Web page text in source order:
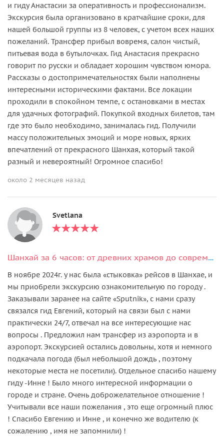
и гиду Анастасии за оперативность и профессионализм.
Экскурсия была организовано в кратчайшие сроки, для
нашей большой группы из 8 человек, с учетом всех наших
пожеланий. Трансфер прибыл вовремя, салон чистый,
питьевая вода в бутылочках. Гид Анастасия прекрасно
говорит по русски и обладает хорошим чувством юмора.
Рассказы о достопримечательностях были наполнены
интересными историческими фактами. Все локации
проходили в спокойном темпе, с остановками в местах
для удачных фотографий. Покупкой входных билетов, там
где это было необходимо, занималась гид. Получили
массу положительных эмоций и море новых, ярких
впечатлений от прекрасного Шанхая, который такой
разный и невероятный! Огромное спасибо!
около 2 месяцев назад
Svetlana
Шанхай за 6 часов: от древних храмов до современных небоскрёбов
В ноябре 2024г. у нас была «стыковка» рейсов в Шанхае, и
мы приобрели экскурсию ознакомительную по городу .
Заказывали заранее на сайте «Sputnik», с нами сразу
связался гид Евгений, который на связи был с нами
практически 24/7, отвечал на все интересующие нас
вопросы . Предложил нам трансфер из аэропорта и в
аэропорт. Экскурсией остались довольны, хотя и немного
подкачала погода (был небольшой дождь , поэтому
некоторые места не посетили). Отдельное спасибо нашему
гиду -Инне ! Было много интересной информации о
городе и стране. Очень доброжелательное отношение !
Учитывали все наши пожелания , это еще огромный плюс
! Спасибо Евгению и Инне , и конечно же водителю (к
сожалению , имя не запомнили) !